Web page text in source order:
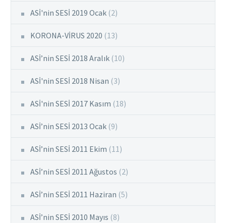
ASİ'nin SESİ 2019 Ocak (2)
KORONA-VİRUS 2020 (13)
ASİ’nin SESİ 2018 Aralık (10)
ASİ'nin SESİ 2018 Nisan (3)
ASİ'nin SESİ 2017 Kasım (18)
ASİ’nin SESİ 2013 Ocak (9)
ASİ’nin SESİ 2011 Ekim (11)
ASİ’nin SESİ 2011 Ağustos (2)
ASİ’nin SESİ 2011 Haziran (5)
ASİ’nin SESİ 2010 Mayıs (8)